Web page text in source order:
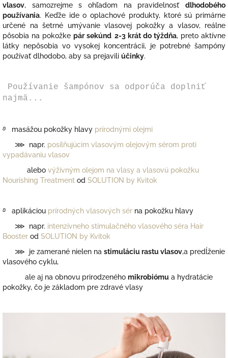
vlasov, samozrejme s ohľadom na pravidelnosť dlhodobého
používania. Keďže ide o oplachové produkty, ktoré sú primárne
určené na šetrné umývanie vlasovej pokožky a vlasov, reálne
pôsobia na pokožkepár sekúnd 2-3 krát do týždňa, preto aktívne
látky nepôsobia vo vysokej koncentrácii, je potrebné šampóny
používať dlhodobo, aby sa prejavili účinky.
Používanie šampónov sa odporúča doplniť
najmä...
࿔ masážou pokožky hlavy prírodnými olejmi
⋙ napr. posilňujúcim vlasovým olejovým sérom proti
vypadávaniu vlasov
alebo výživným olejom na vlasy a vlasovú pokožku
Nourishing Treatment od SOLUTION by Kvitok
࿔ aplikáciou prírodných vlasových sér na pokožku hlavy
⋙ napr. intenzívneho stimulačného vlasového séra Hair
Booster od SOLUTION by Kvitok
⋙ je zamerané nielen na stimuláciu rastu vlasov,a predĺženie
vlasového cyklu,
ale aj na obnovu prirodzeného mikrobiómu a hydratácie
pokožky, čo je základom pre zdravé vlasy